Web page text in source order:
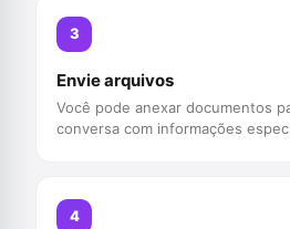
3
Envie arquivos
Você pode anexar documentos
conversa com informações
4